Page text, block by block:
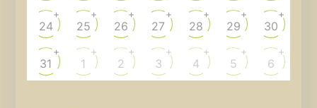
24
+
25
+
26
+
27
+
28
+
29
+
30
+
31
+
1
+
2
+
3
+
4
+
5
+
6
+